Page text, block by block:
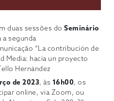
duas sessões doSeminário
a segunda
“La contribución de
Media: hacia un proyecto
Hernández
de 2023, às 16h00, os
online, via Zoom, ou